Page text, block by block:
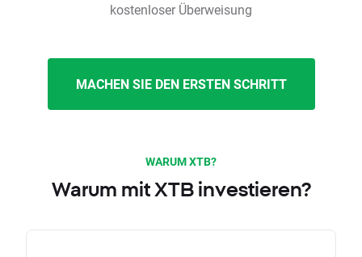
kostenloser Überweisung
MACHEN SIE DEN ERSTEN SCHRITT
WARUM XTB?
Warum mit XTB investieren?